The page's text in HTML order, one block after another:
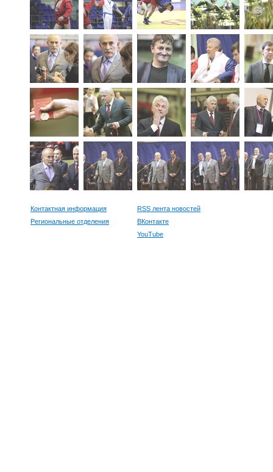
Контактная информация
Региональные отделения
RSS лента новостей
ВКонтакте
YouTube